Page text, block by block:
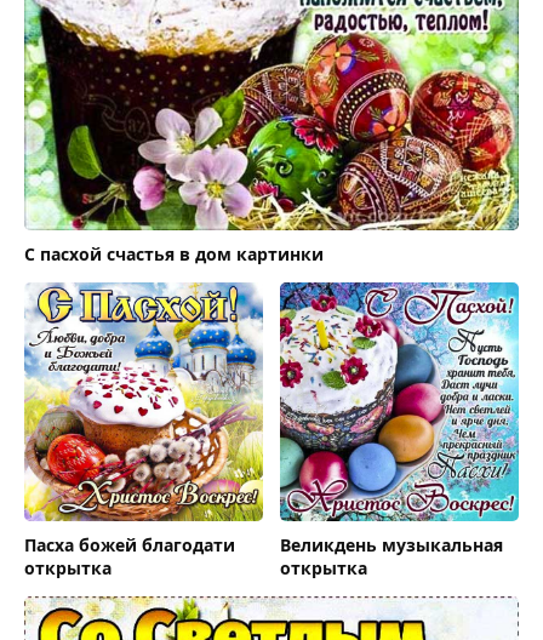
С пасхой счастья в дом картинки
Пасха божей благодати
открытка
Великдень музыкальная
открытка